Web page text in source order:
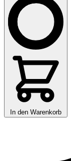
In den Warenkorb